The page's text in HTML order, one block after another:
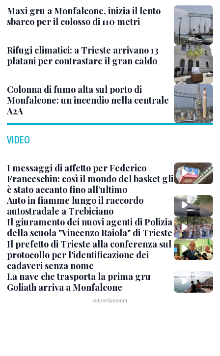
Maxi gru a Monfalcone, inizia il lento
sbarco per il colosso di 110 metri
Rifugi climatici: a Trieste arrivano 13
platani per contrastare il gran caldo
Colonna di fumo alta sul porto di
Monfalcone: un incendio nella centrale
A2A
VIDEO
I messaggi di affetto per Federico
Franceschin: così il mondo del basket gli
è stato accanto fino all’ultimo
Auto in fiamme lungo il raccordo
autostradale a Trebiciano
Il giuramento dei nuovi agenti di Polizia
della scuola "Vincenzo Raiola" di Trieste
Il prefetto di Trieste alla conferenza sul
protocollo per l'identificazione dei
cadaveri senza nome
La nave che trasporta la prima gru
Goliath arriva a Monfalcone